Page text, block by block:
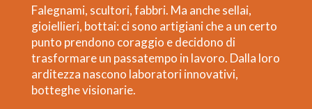
Falegnami, scultori, fabbri. Ma anche sellai,
gioiellieri, bottai: ci sono artigiani che a un certo
punto prendono coraggio e decidono di
trasformare un passatempo in lavoro. Dalla loro
arditezza nascono laboratori innovativi,
botteghe visionarie.